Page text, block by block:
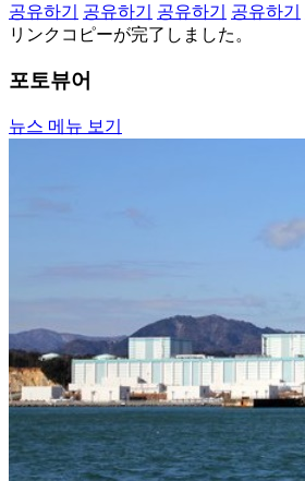
공유하기
공유하기 공유하기 공유하기
リンクコピーが完了しました。
포토뷰어
뉴스 메뉴 보기